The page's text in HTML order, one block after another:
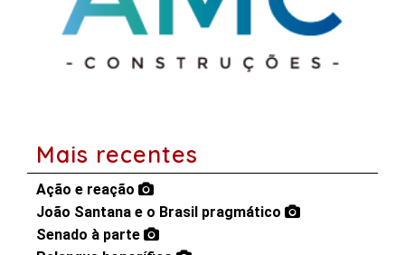
Mais recentes
Ação e reação
João Santana e o Brasil pragmático
Senado à parte